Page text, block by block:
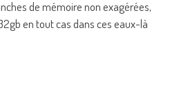
de mémoire non exagérées,
en tout cas dans ces eaux-là